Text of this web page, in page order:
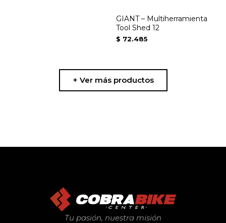
GIANT – Multiherramienta
Tool Shed 12
$ 72.485
+ Ver más productos
Tu pasión, nuestra misión